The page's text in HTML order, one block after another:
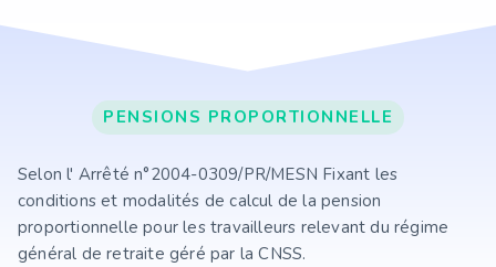
PENSIONS PROPORTIONNELLE
Selon l' Arrêté n°2004-0309/PR/MESN Fixant les
conditions et modalités de calcul de la pension
proportionnelle pour les travailleurs relevant du régime
général de retraite géré par la CNSS.